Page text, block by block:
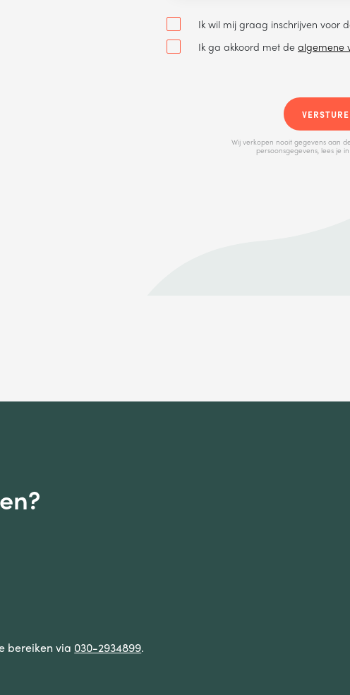
Ik wil mij graag inschrijven voor
Ik ga akkoord met de algemene
Wij verkopen nooit gegevens aan
persoonsgegevens, lees je
bereiken via 030-2934899.